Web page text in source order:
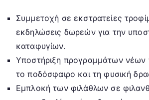
Συμμετοχή σε εκστρατείες
εκδηλώσεις δωρεών για την
καταφυγίων.
Υποστήριξη προγραμμάτων νέων
το ποδόσφαιρο και τη φυσική
Εμπλοκή των φιλάθλων σε